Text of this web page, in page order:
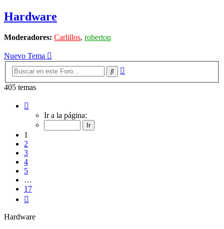
Hardware
Moderadores: Carlillos, robertop
Nuevo Tema
Buscar
405 temas
Ir a la página:
1
2
3
4
5
…
17
Hardware